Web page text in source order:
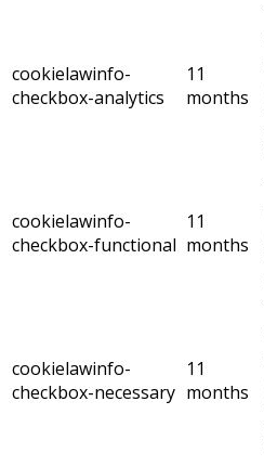
cookielawinfo-
checkbox-analytics
11
months
cookielawinfo-
checkbox-functional
11
months
cookielawinfo-
checkbox-necessary
11
months